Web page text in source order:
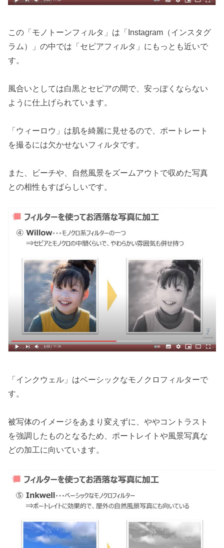
この「モノトーンフィルタ」は「Instagram（インスタグ
ラム）」の中では「セピアフィルタ」にもっとも近いで
す。
風合いとしては白黒とセピアの間で、安っぽくならない
ように仕上げられています。
「ウィーロウ」は肌を綺麗に見せるので、ポートレート
を撮るには欠かせないフィルタです。
また、ビーチや、自然風景をズームアウトで収めた写真
との相性もすばらしいです。
「インクウェル」はベーシックなモノクロフィルターで
す。
被写体のイメージをあまり変えずに、ややコントラスト
を強調したものとなるため、ポートレイトや風景写真な
どの加工に向いています。